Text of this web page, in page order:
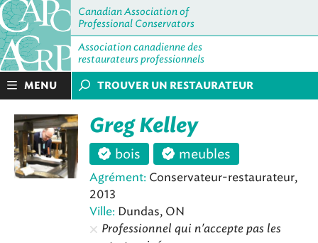
Canadian Association of
Professional Conservators
Association canadienne des
restaurateurs professionnels
MENU TROUVER UN RESTAURATEUR
Greg Kelley
bois meubles
Agrément: Conservateur-restaurateur,
2013
Ville: Dundas, ON
Professionnel qui n'accepte pas les